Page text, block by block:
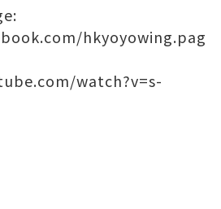
hkyoyowing.pag
watch?v=s-